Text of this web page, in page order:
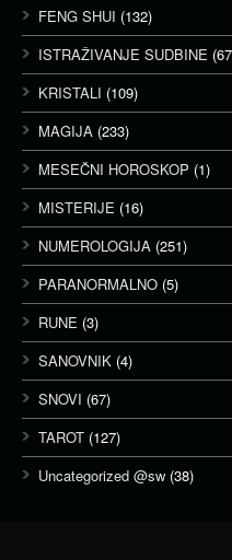
FENG SHUI (132)
ISTRAŽIVANJE SUDBINE
KRISTALI (109)
MAGIJA (233)
MESEČNI HOROSKOP (1)
MISTERIJE (16)
NUMEROLOGIJA (251)
PARANORMALNO (5)
RUNE (3)
SANOVNIK (4)
SNOVI (67)
TAROT (127)
Uncategorized @sw (38)